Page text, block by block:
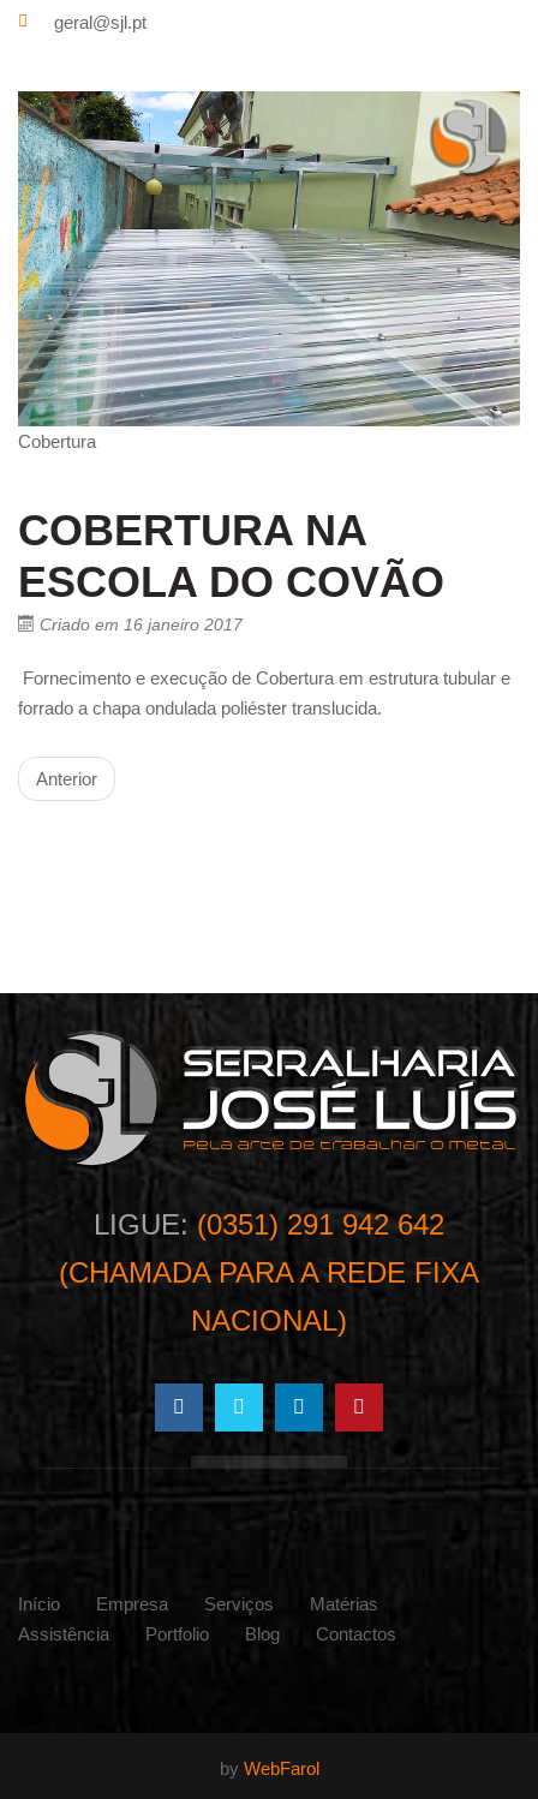
geral@sjl.pt
Cobertura
COBERTURA NA
ESCOLA DO COVÃO
Criado em 16 janeiro 2017
Fornecimento e execução de Cobertura em estrutura tubular e
forrado a chapa ondulada poliéster translucida.
Anterior
LIGUE:(0351) 291 942 642
(CHAMADA PARA A REDE FIXA
NACIONAL)
Início Empresa Serviços
Matérias
Assistência
Portfolio Blog Contactos
by WebFarol